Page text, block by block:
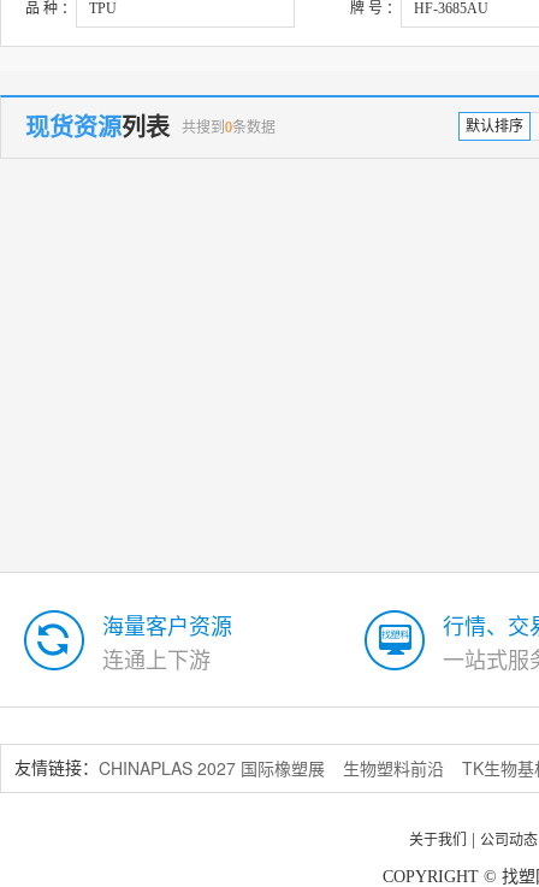
品 种 ： 牌 号 ：
现货资源列表 共搜到 0条数据 默认排序
海量客户资源
连通上下游
行情、交
一站式服
友情链接： CHINAPLAS 2027 国际橡塑展 生物塑料前沿 TK生物
关于我们 公司动态
COPYRIGHT © 找塑